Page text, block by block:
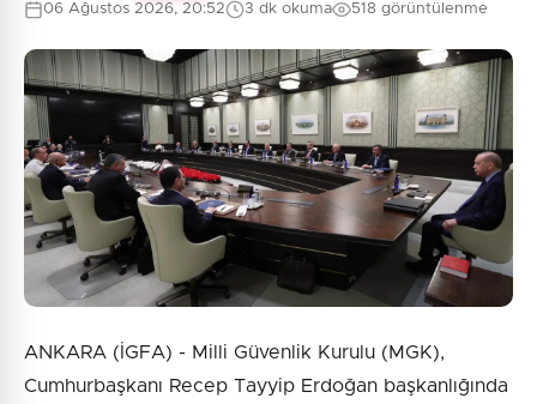
06 Ağustos 2026, 20:52 3 dk okuma 518 görüntülenme
ANKARA (İGFA) - Milli Güvenlik Kurulu (MGK),
Cumhurbaşkanı Recep Tayyip Erdoğan başkanlığında